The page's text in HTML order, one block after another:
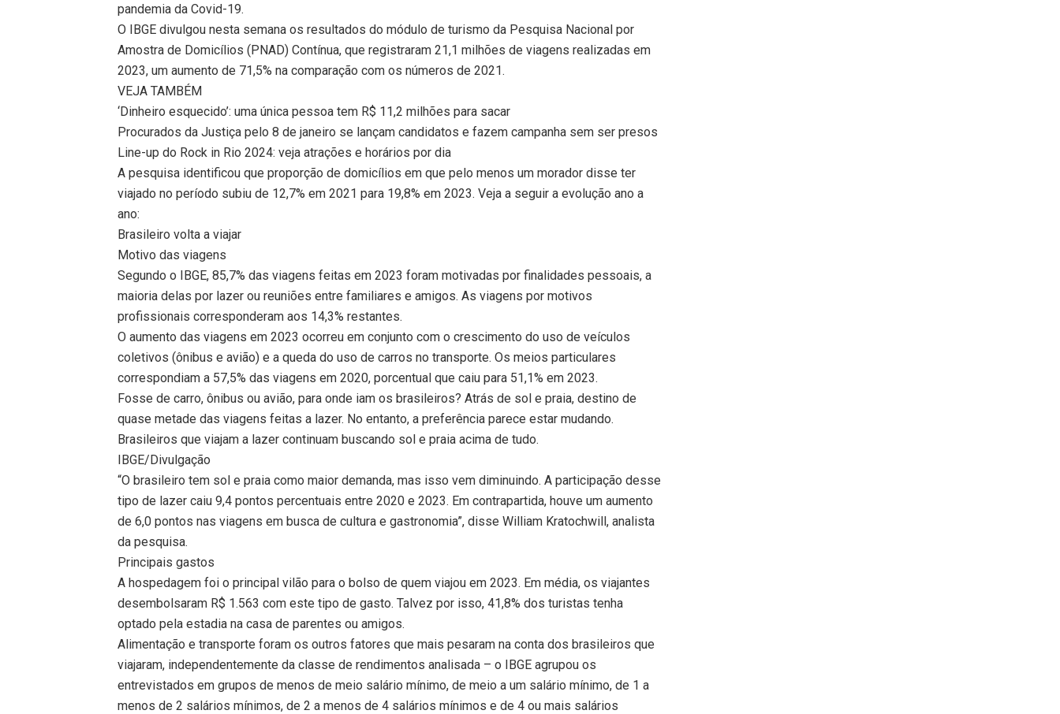
pandemia da Covid-19.
O IBGE divulgou nesta semana os resultados do módulo de turismo da Pesquisa Nacional por
Amostra de Domicílios (PNAD) Contínua, que registraram 21,1 milhões de viagens realizadas em
2023, um aumento de 71,5% na comparação com os números de 2021.
VEJA TAMBÉM
‘Dinheiro esquecido’: uma única pessoa tem R$ 11,2 milhões para sacar
Procurados da Justiça pelo 8 de janeiro se lançam candidatos e fazem campanha sem ser presos
Line-up do Rock in Rio 2024: veja atrações e horários por dia
A pesquisa identificou que proporção de domicílios em que pelo menos um morador disse ter
viajado no período subiu de 12,7% em 2021 para 19,8% em 2023. Veja a seguir a evolução ano a
ano:
Brasileiro volta a viajar
Motivo das viagens
Segundo o IBGE, 85,7% das viagens feitas em 2023 foram motivadas por finalidades pessoais, a
maioria delas por lazer ou reuniões entre familiares e amigos. As viagens por motivos
profissionais corresponderam aos 14,3% restantes.
O aumento das viagens em 2023 ocorreu em conjunto com o crescimento do uso de veículos
coletivos (ônibus e avião) e a queda do uso de carros no transporte. Os meios particulares
correspondiam a 57,5% das viagens em 2020, porcentual que caiu para 51,1% em 2023.
Fosse de carro, ônibus ou avião, para onde iam os brasileiros? Atrás de sol e praia, destino de
quase metade das viagens feitas a lazer. No entanto, a preferência parece estar mudando.
Brasileiros que viajam a lazer continuam buscando sol e praia acima de tudo.
IBGE/Divulgação
“O brasileiro tem sol e praia como maior demanda, mas isso vem diminuindo. A participação desse
tipo de lazer caiu 9,4 pontos percentuais entre 2020 e 2023. Em contrapartida, houve um aumento
de 6,0 pontos nas viagens em busca de cultura e gastronomia”, disse William Kratochwill, analista
da pesquisa.
Principais gastos
A hospedagem foi o principal vilão para o bolso de quem viajou em 2023. Em média, os viajantes
desembolsaram R$ 1.563 com este tipo de gasto. Talvez por isso, 41,8% dos turistas tenha
optado pela estadia na casa de parentes ou amigos.
Alimentação e transporte foram os outros fatores que mais pesaram na conta dos brasileiros que
viajaram, independentemente da classe de rendimentos analisada – o IBGE agrupou os
entrevistados em grupos de menos de meio salário mínimo, de meio a um salário mínimo, de 1 a
menos de 2 salários mínimos, de 2 a menos de 4 salários mínimos e de 4 ou mais salários